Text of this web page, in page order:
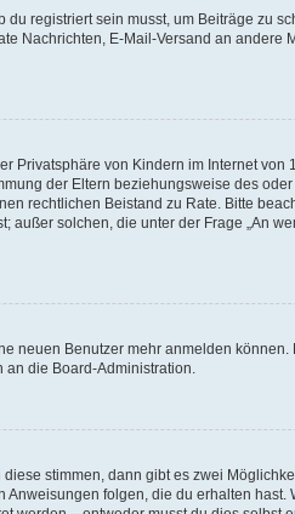
registriert sein musst, um Beiträge zu
Nachrichten, E-Mail-Versand an andere
Privatsphäre von Kindern im Internet
der Eltern beziehungsweise des
rechtlichen Beistand zu Rate. Bitte
solchen, die unter der Frage „An
neuen Benutzer mehr anmelden
die Board-Administration.
stimmen, dann gibt es zwei
folgen, die du erhalten